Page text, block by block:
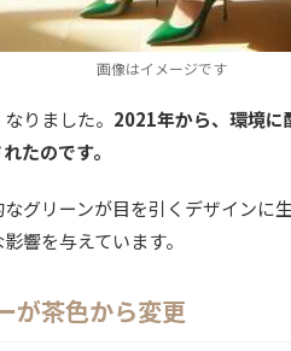
画像はイメージです
りました。 2021年から、環境に
たのです。
グリーンが目を引くデザインに
響を与えています。
が茶色から変更